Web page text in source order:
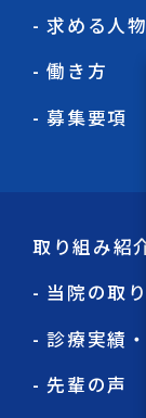
- 求める人
- 働き方
- 募集要項
取り組み紹
- 当院の取
- 診療実績
- 先輩の声